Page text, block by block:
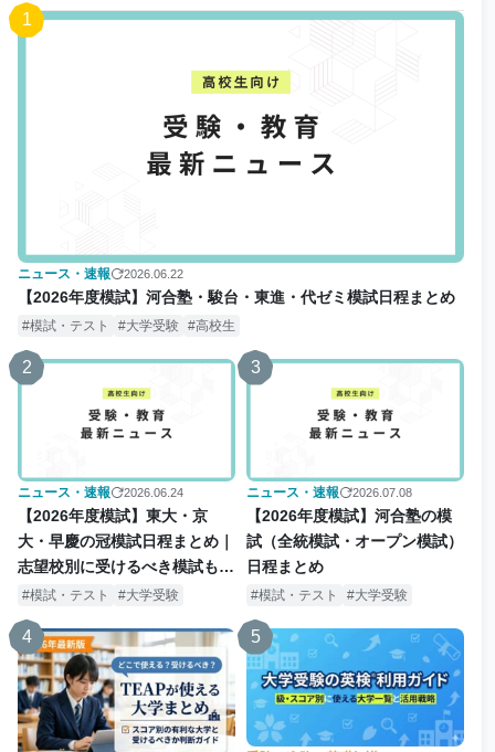
1
ニュース・速報 2026.06.22
【2026年度模試】河合塾・駿台・東進・代ゼミ模試日程まとめ
模試・テスト 大学受験 高校生
2
ニュース・速報 2026.06.24
【2026年度模試】東大・京
大・早慶の冠模試日程まとめ｜
志望校別に受けるべき模試も解
説模試・テスト 大学受験
3
ニュース・速報 2026.07.08
【2026年度模試】河合塾の模
試（全統模試・オープン模試）
日程まとめ
模試・テスト 大学受験
4 5